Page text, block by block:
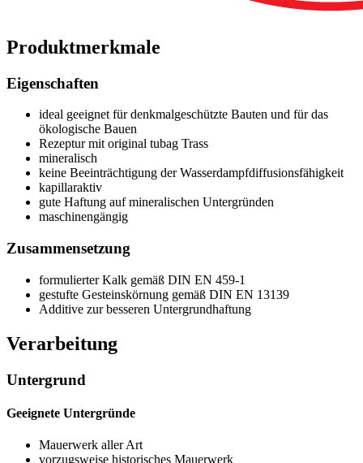
Produktmerkmale
Eigenschaften
ideal geeignet für denkmalgeschützte Bauten und für das
ökologische Bauen
Rezeptur mit original tubag Trass
mineralisch
keine Beeinträchtigung der Wasserdampfdiffusionsfähigkeit
kapillaraktiv
gute Haftung auf mineralischen Untergründen
maschinengängig
Zusammensetzung
formulierter Kalk gemäß DIN EN 459-1
gestufte Gesteinskörnung gemäß DIN EN 13139
Additive zur besseren Untergrundhaftung
Verarbeitung
Untergrund
Geeignete Untergründe
Mauerwerk aller Art
vorzugsweise historisches Mauerwerk